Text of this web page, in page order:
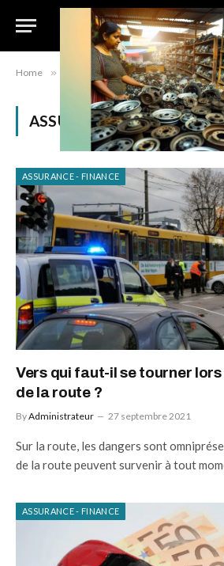
Home » Category: "Assurance – Finance"
ASSURANCE – FINANCE
ASSURANCE - FINANCE
Vers qui faut-il se tourner lors
de la route ?
ByAdministrateur 27 septembre 2021
Sur la route, les dangers sont
de la route peuvent survenir à tout
ASSURANCE - FINANCE